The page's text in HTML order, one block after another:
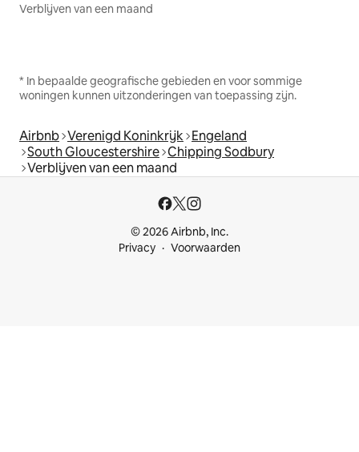
Verblijven van een maand
* In bepaalde geografische gebieden en voor sommige
woningen kunnen uitzonderingen van toepassing zijn.
Airbnb Verenigd Koninkrijk Engeland
South Gloucestershire Chipping Sodbury
Verblijven van een maand
© 2026 Airbnb, Inc.
Privacy
Voorwaarden